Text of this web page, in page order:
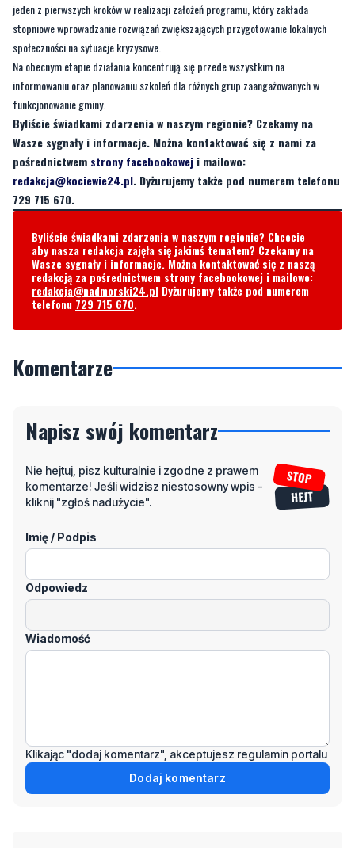
jeden z pierwszych kroków w realizacji założeń programu, który zakłada
stopniowe wprowadzanie rozwiązań zwiększających przygotowanie lokalnych
społeczności na sytuacje kryzysowe.
Na obecnym etapie działania koncentrują się przede wszystkim na
informowaniu oraz planowaniu szkoleń dla różnych grup zaangażowanych w
funkcjonowanie gminy.
Byliście świadkami zdarzenia w naszym regionie? Czekamy na
Wasze sygnały i informacje. Można kontaktować się z nami za
pośrednictwem strony facebookowej i mailowo:
redakcja@kociewie24.pl. Dyżurujemy także pod numerem telefonu
729 715 670.
Byliście świadkami zdarzenia w naszym regionie? Chcecie
aby nasza redakcja zajęła się jakimś tematem? Czekamy na
Wasze sygnały i informacje. Można kontaktować się z naszą
redakcją za pośrednictwem strony facebookowej i mailowo:
redakcja@nadmorski24.pl Dyżurujemy także pod numerem
telefonu 729 715 670.
Komentarze
Napisz swój komentarz
Nie hejtuj, pisz kulturalnie i zgodne z prawem
komentarze! Jeśli widzisz niestosowny wpis -
kliknij "zgłoś nadużycie".
Imię / Podpis
Odpowiedz
Wiadomość
Klikając "dodaj komentarz", akceptujesz regulamin portalu
Dodaj komentarz